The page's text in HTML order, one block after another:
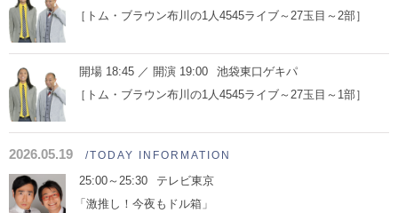
［トム・ブラウン布川の1人4545ライブ～27玉目～2部］
開場 18:45 ／ 開演 19:00
池袋東口ゲキパ
［トム・ブラウン布川の1人4545ライブ～27玉目～1部］
2026.05.19 /TODAY INFORMATION
25:00～25:30
テレビ東京
「激推し！今夜もドル箱」